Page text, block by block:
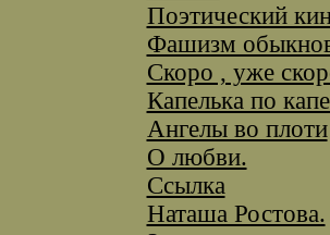
Поэтический
Фашизм
Скоро , уже
Капелька по
Ангелы во плоти
О любви.
Ссылка
Наташа Ростова.